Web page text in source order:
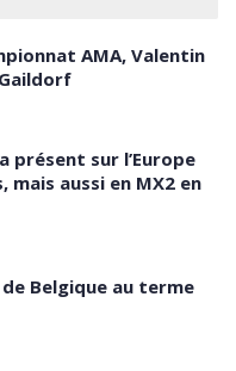
AMA, Valentin
présent sur l’Europe
mais aussi en MX2 en
Belgique au terme